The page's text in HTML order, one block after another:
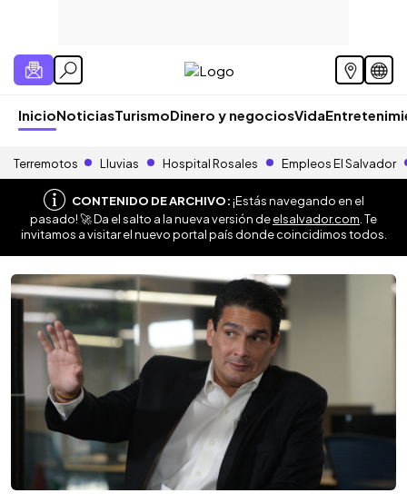
InicioNoticiasTurismoDinero y negociosVida
Terremotos Lluvias Hospital Rosales Empleos El Salvador
CONTENIDO DE ARCHIVO:¡Estás navegando en el
pasado! 🚀 Da el salto a la nueva versión deelsalvador.com . Te
invitamos a visitar el nuevo portal país donde coincidimos todos.